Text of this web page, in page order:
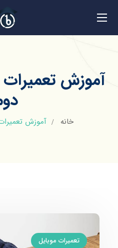
آموزش
خانه آموزش
تعمیرات موبایل